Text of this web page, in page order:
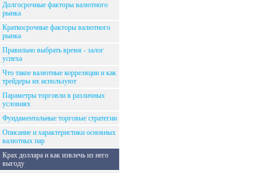
Долгосрочные факторы валютного
рынка
Краткосрочные факторы валютного
рынка
Правильно выбрать время - залог
успеха
Что такое валютные корреляции и как
трейдеры их используют
Параметры торговли в различных
условиях
Фундаментальные торговые стратегии
Описание и характеристики основных
валютных пар
Крах доллара и как извлечь из него
выгоду